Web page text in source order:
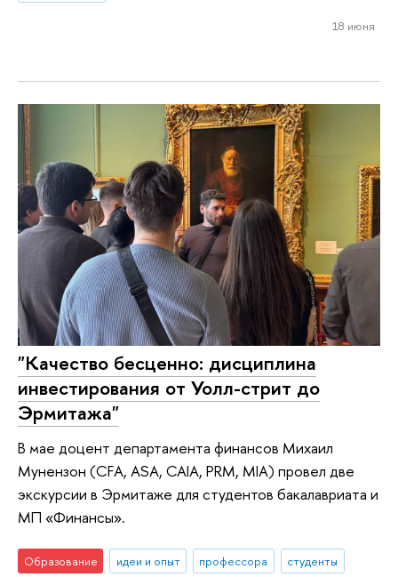
18 июня
"Качество бесценно: дисциплина
инвестирования от Уолл-стрит до
Эрмитажа"
В мае доцент департамента финансов Михаил
Мунензон (CFA, ASA, CAIA, PRM, MIA) провел две
экскурсии в Эрмитаже для студентов бакалавриата и
МП «Финансы».
Образование идеи и опыт профессора студенты